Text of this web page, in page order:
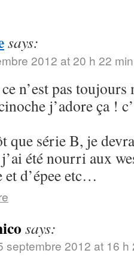
says:
2012 at 20 h 22 min
n’est pas
j’adore ça !
que série B, je
été nourri aux
et d’épee etc…
says:
septembre 2012 at 16 h